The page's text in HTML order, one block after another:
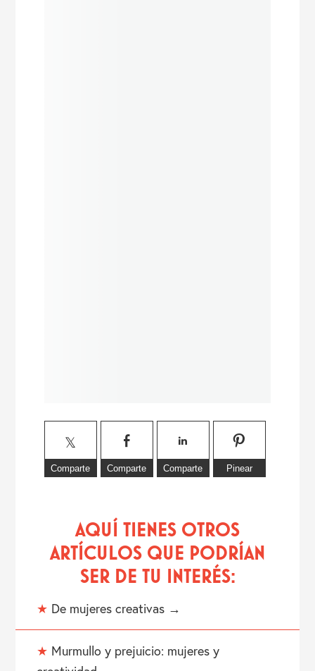
Comparte Comparte Comparte Pinear
AQUÍ TIENES OTROS
ARTÍCULOS QUE PODRÍAN
SER DE TU INTERÉS:
★ De mujeres creativas →
★ Murmullo y prejuicio: mujeres y